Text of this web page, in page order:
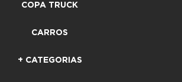
COPA TRUCK
CARROS
+ CATEGORIAS